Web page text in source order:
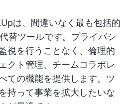
は、間違いなく最も包括的
替ツールです。プライバシ
視を行うことなく、倫理的
クト管理、チームコラボレ
ての機能を提供します。ツ
持って事業を拡大したいな